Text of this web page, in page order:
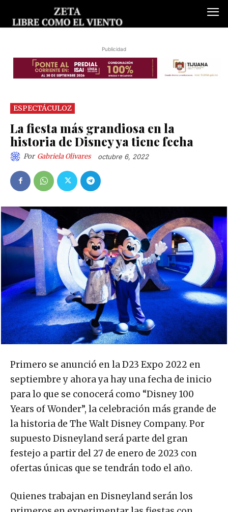
Publicidad
ESPECTÁCULOZ
La fiesta más grandiosa en la
historia de Disney ya tiene fecha
Por Gabriela Olivares octubre 6, 2022
Primero se anunció en la D23 Expo 2022 en
septiembre y ahora ya hay una fecha de inicio
para lo que se conocerá como “Disney 100
Years of Wonder”, la celebración más grande de
la historia de The Walt Disney Company. Por
supuesto Disneyland será parte del gran
festejo a partir del 27 de enero de 2023 con
ofertas únicas que se tendrán todo el año.
Quienes trabajan en Disneyland serán los